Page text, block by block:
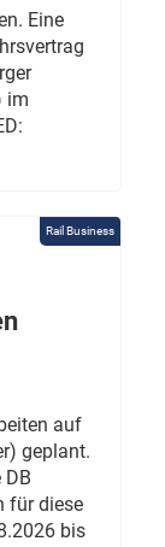
Eine
im
Rail Business
auf
geplant.
für diese
bis